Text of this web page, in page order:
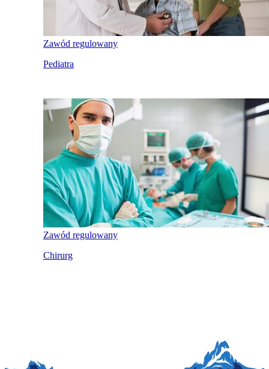
Zawód regulowany
Pediatra
Zawód regulowany
Chirurg